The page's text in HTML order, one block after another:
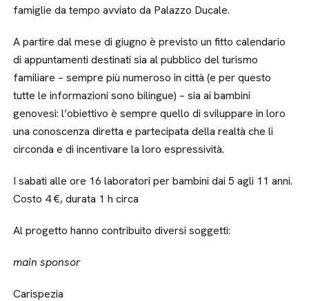
famiglie da tempo avviato da Palazzo Ducale.
A partire dal mese di giugno è previsto un fitto calendario
di appuntamenti destinati sia al pubblico del turismo
familiare – sempre più numeroso in città (e per questo
tutte le informazioni sono bilingue) – sia ai bambini
genovesi: l’obiettivo è sempre quello di sviluppare in loro
una conoscenza diretta e partecipata della realtà che li
circonda e di incentivare la loro espressività.
I sabati alle ore 16 laboratori per bambini dai 5 agli 11 anni.
Costo 4 €, durata 1 h circa
Al progetto hanno contribuito diversi soggetti:
main sponsor
Carispezia